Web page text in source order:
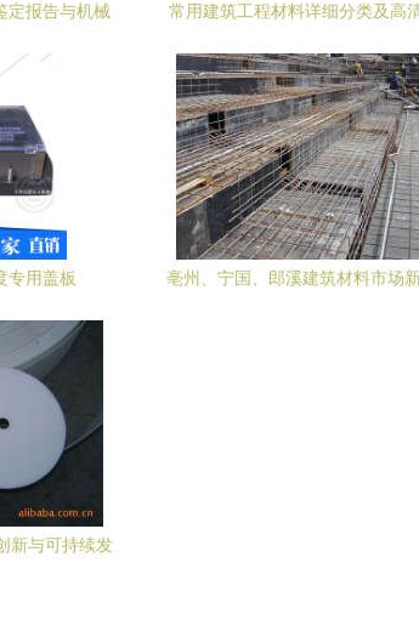
定报告与机械
常用建筑工程材料详细分类及高
专用盖板
(50个)
亳州、宁国、郎溪建筑材料市场
新与可持续发